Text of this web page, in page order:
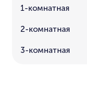
1-комнатная
2-комнатная
3-комнатная